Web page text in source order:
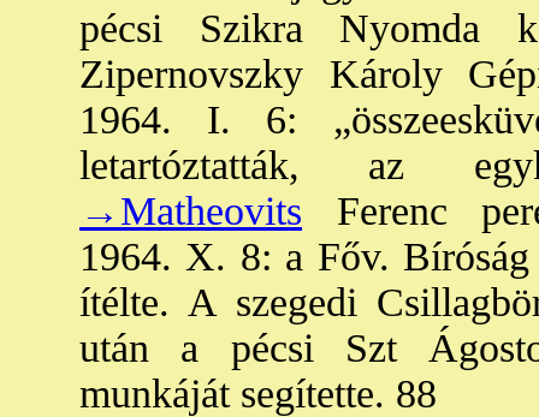
pécsi Szikra Nyomda
Zipernovszky Károly
1964. I. 6:
letartóztatták, az
→Matheovits Ferenc
1964. X. 8: a Főv.
ítélte. A szegedi
után a pécsi Szt
munkáját segítette. 88